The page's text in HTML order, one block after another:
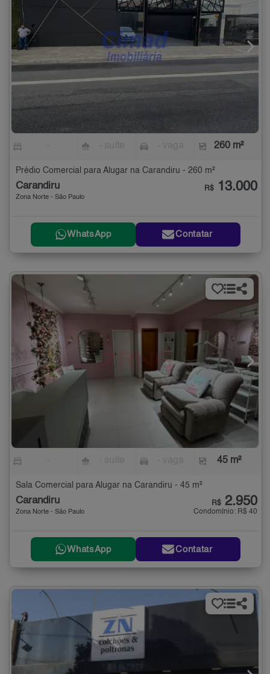
260 m²
Prédio Comercial para Alugar na Carandiru - 260 m²
Carandiru
Zona Norte - São Paulo
R$ 13.000
WhatsApp Contatar
45 m²
Sala Comercial para Alugar na Carandiru - 45 m²
Carandiru
Zona Norte - São Paulo
R$ 2.950
Condomínio: R$ 40
WhatsApp Contatar